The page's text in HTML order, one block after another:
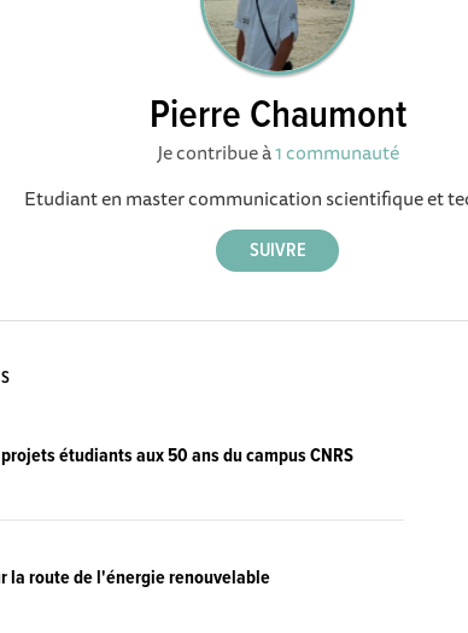
Pierre Chaumont
Je contribue à1 communauté
Etudiant en master communication scientifique et
étudiants aux 50 ans du campus CNRS
la route de l'énergie renouvelable